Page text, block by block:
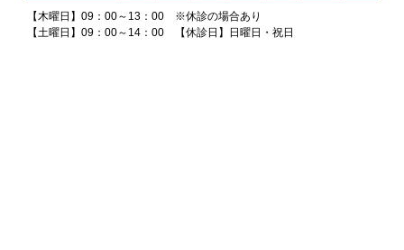
【木曜日】09：00～13：00 ※休診の場合あり
【土曜日】09：00～14：00 【休診日】日曜日・祝日